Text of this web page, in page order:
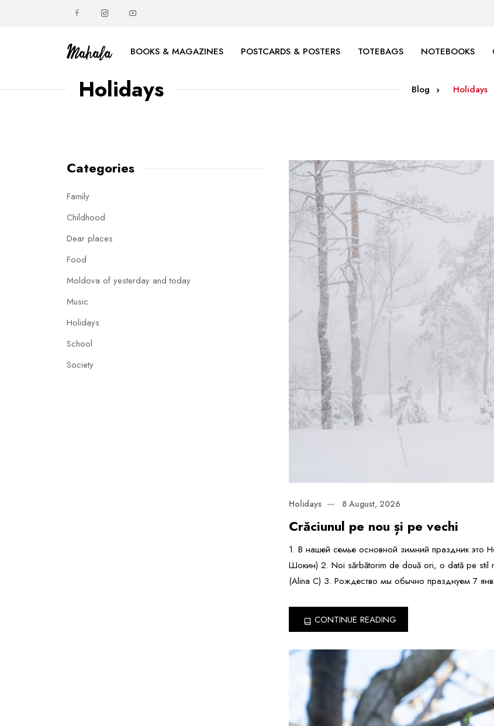
BOOKS & MAGAZINES POSTCARDS & POSTERS TOTEBAGS NOTEBOOKS
Holidays Blog Holidays
Categories
Family
Childhood
Dear places
Food
Moldova of yesterday and today
Music
Holidays
School
Society
Holidays 8 August, 2026
Crăciunul pe nou și pe vechi
1. В нашей семье основной зимний праздник это
Шокин) 2. Noi sărbătorim de două ori, o dată pe stil
(Alina C) 3. Рождество мы обычно празднуем 7
CONTINUE READING